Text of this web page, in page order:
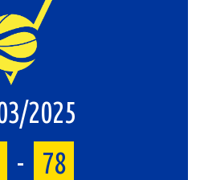
2025
-
78